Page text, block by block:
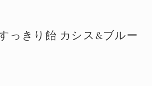
っきり飴 カシス&ブルー